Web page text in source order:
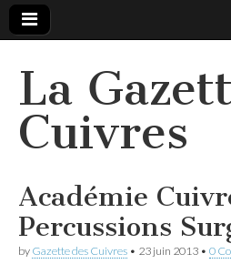
La
Cuivres
Académie
Percussions
by Gazette des Cuivres • 23 juin 2013 • 0